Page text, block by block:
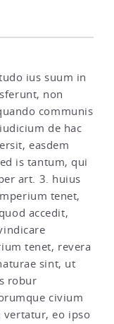
ius suum in
non
communis
de hac
easdem
is tantum, qui
art. 3. huius
tenet,
accedit,
tenet, revera
sint, ut
robur
civium
vertatur, eo ipso